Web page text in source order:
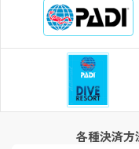
各種決済方